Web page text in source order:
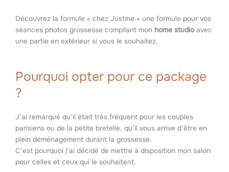
Découvrez la formule « chez Justine » une formule pour vos
séances photos grossesse compilant mon home studio avec
une partie en extérieur si vous le souhaitez.
Pourquoi opter pour ce package
?
J’ai remarqué qu’il était très fréquent pour les couples
parisiens ou de la petite bretelle, qu’il vous arrive d’être en
plein déménagement durant la grossesse.
C’est pourquoi j’ai décidé de mettre à disposition mon salon
pour celles et ceux qui le souhaitent.